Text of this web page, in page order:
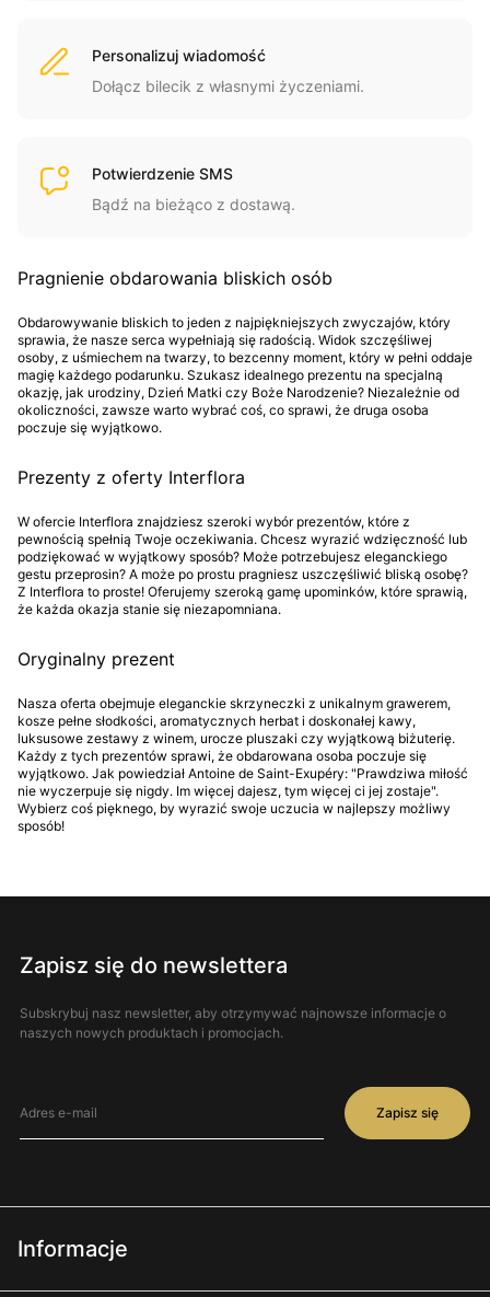
Personalizuj wiadomość
Dołącz bilecik z własnymi życzeniami.
Potwierdzenie SMS
Bądź na bieżąco z dostawą.
Pragnienie obdarowania bliskich osób
Obdarowywanie bliskich to jeden z najpiękniejszych zwyczajów, który
sprawia, że nasze serca wypełniają się radością. Widok szczęśliwej
osoby, z uśmiechem na twarzy, to bezcenny moment, który w pełni oddaje
magię każdego podarunku. Szukasz idealnego prezentu na specjalną
okazję, jak urodziny, Dzień Matki czy Boże Narodzenie? Niezależnie od
okoliczności, zawsze warto wybrać coś, co sprawi, że druga osoba
poczuje się wyjątkowo.
Prezenty z oferty Interflora
W ofercie Interflora znajdziesz szeroki wybór prezentów, które z
pewnością spełnią Twoje oczekiwania. Chcesz wyrazić wdzięczność lub
podziękować w wyjątkowy sposób? Może potrzebujesz eleganckiego
gestu przeprosin? A może po prostu pragniesz uszczęśliwić bliską osobę?
Z Interflora to proste! Oferujemy szeroką gamę upominków, które sprawią,
że każda okazja stanie się niezapomniana.
Oryginalny prezent
Nasza oferta obejmuje eleganckie skrzyneczki z unikalnym grawerem,
kosze pełne słodkości, aromatycznych herbat i doskonałej kawy,
luksusowe zestawy z winem, urocze pluszaki czy wyjątkową biżuterię.
Każdy z tych prezentów sprawi, że obdarowana osoba poczuje się
wyjątkowo. Jak powiedział Antoine de Saint-Exupéry: "Prawdziwa miłość
nie wyczerpuje się nigdy. Im więcej dajesz, tym więcej ci jej zostaje".
Wybierz coś pięknego, by wyrazić swoje uczucia w najlepszy możliwy
sposób!
Zapisz się do newslettera
Subskrybuj nasz newsletter, aby otrzymywać najnowsze informacje o
naszych nowych produktach i promocjach.
Zapisz się
Informacje